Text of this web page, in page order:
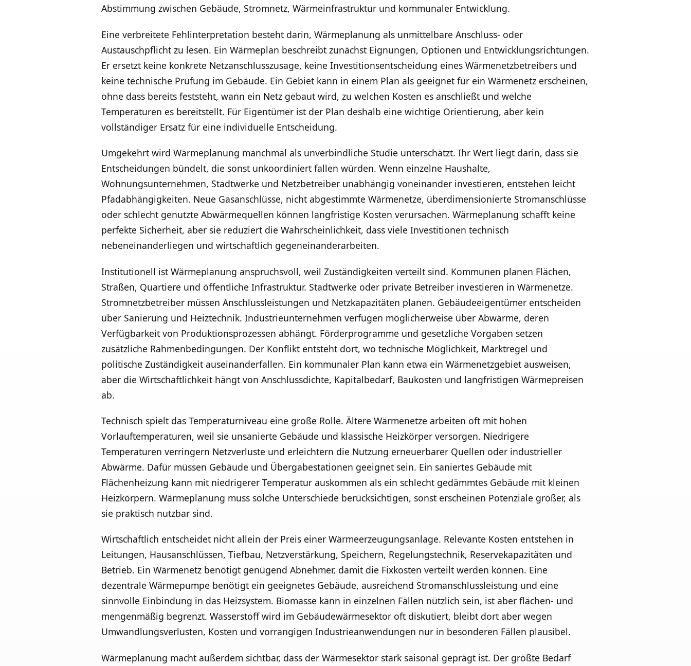
Abstimmung zwischen Gebäude, Stromnetz, Wärmeinfrastruktur und kommunaler Entwicklung.
Eine verbreitete Fehlinterpretation besteht darin, Wärmeplanung als unmittelbare Anschluss- oder
Austauschpflicht zu lesen. Ein Wärmeplan beschreibt zunächst Eignungen, Optionen und Entwicklungsrichtungen.
Er ersetzt keine konkrete Netzanschlusszusage, keine Investitionsentscheidung eines Wärmenetzbetreibers und
keine technische Prüfung im Gebäude. Ein Gebiet kann in einem Plan als geeignet für ein Wärmenetz erscheinen,
ohne dass bereits feststeht, wann ein Netz gebaut wird, zu welchen Kosten es anschließt und welche
Temperaturen es bereitstellt. Für Eigentümer ist der Plan deshalb eine wichtige Orientierung, aber kein
vollständiger Ersatz für eine individuelle Entscheidung.
Umgekehrt wird Wärmeplanung manchmal als unverbindliche Studie unterschätzt. Ihr Wert liegt darin, dass sie
Entscheidungen bündelt, die sonst unkoordiniert fallen würden. Wenn einzelne Haushalte,
Wohnungsunternehmen, Stadtwerke und Netzbetreiber unabhängig voneinander investieren, entstehen leicht
Pfadabhängigkeiten. Neue Gasanschlüsse, nicht abgestimmte Wärmenetze, überdimensionierte Stromanschlüsse
oder schlecht genutzte Abwärmequellen können langfristige Kosten verursachen. Wärmeplanung schafft keine
perfekte Sicherheit, aber sie reduziert die Wahrscheinlichkeit, dass viele Investitionen technisch
nebeneinanderliegen und wirtschaftlich gegeneinanderarbeiten.
Institutionell ist Wärmeplanung anspruchsvoll, weil Zuständigkeiten verteilt sind. Kommunen planen Flächen,
Straßen, Quartiere und öffentliche Infrastruktur. Stadtwerke oder private Betreiber investieren in Wärmenetze.
Stromnetzbetreiber müssen Anschlussleistungen und Netzkapazitäten planen. Gebäudeeigentümer entscheiden
über Sanierung und Heiztechnik. Industrieunternehmen verfügen möglicherweise über Abwärme, deren
Verfügbarkeit von Produktionsprozessen abhängt. Förderprogramme und gesetzliche Vorgaben setzen
zusätzliche Rahmenbedingungen. Der Konflikt entsteht dort, wo technische Möglichkeit, Marktregel und
politische Zuständigkeit auseinanderfallen. Ein kommunaler Plan kann etwa ein Wärmenetzgebiet ausweisen,
aber die Wirtschaftlichkeit hängt von Anschlussdichte, Kapitalbedarf, Baukosten und langfristigen Wärmepreisen
ab.
Technisch spielt das Temperaturniveau eine große Rolle. Ältere Wärmenetze arbeiten oft mit hohen
Vorlauftemperaturen, weil sie unsanierte Gebäude und klassische Heizkörper versorgen. Niedrigere
Temperaturen verringern Netzverluste und erleichtern die Nutzung erneuerbarer Quellen oder industrieller
Abwärme. Dafür müssen Gebäude und Übergabestationen geeignet sein. Ein saniertes Gebäude mit
Flächenheizung kann mit niedrigerer Temperatur auskommen als ein schlecht gedämmtes Gebäude mit kleinen
Heizkörpern. Wärmeplanung muss solche Unterschiede berücksichtigen, sonst erscheinen Potenziale größer, als
sie praktisch nutzbar sind.
Wirtschaftlich entscheidet nicht allein der Preis einer Wärmeerzeugungsanlage. Relevante Kosten entstehen in
Leitungen, Hausanschlüssen, Tiefbau, Netzverstärkung, Speichern, Regelungstechnik, Reservekapazitäten und
Betrieb. Ein Wärmenetz benötigt genügend Abnehmer, damit die Fixkosten verteilt werden können. Eine
dezentrale Wärmepumpe benötigt ein geeignetes Gebäude, ausreichend Stromanschlussleistung und eine
sinnvolle Einbindung in das Heizsystem. Biomasse kann in einzelnen Fällen nützlich sein, ist aber flächen- und
mengenmäßig begrenzt. Wasserstoff wird im Gebäudewärmesektor oft diskutiert, bleibt dort aber wegen
Umwandlungsverlusten, Kosten und vorrangigen Industrieanwendungen nur in besonderen Fällen plausibel.
Wärmeplanung macht außerdem sichtbar, dass der Wärmesektor stark saisonal geprägt ist. Der größte Bedarf